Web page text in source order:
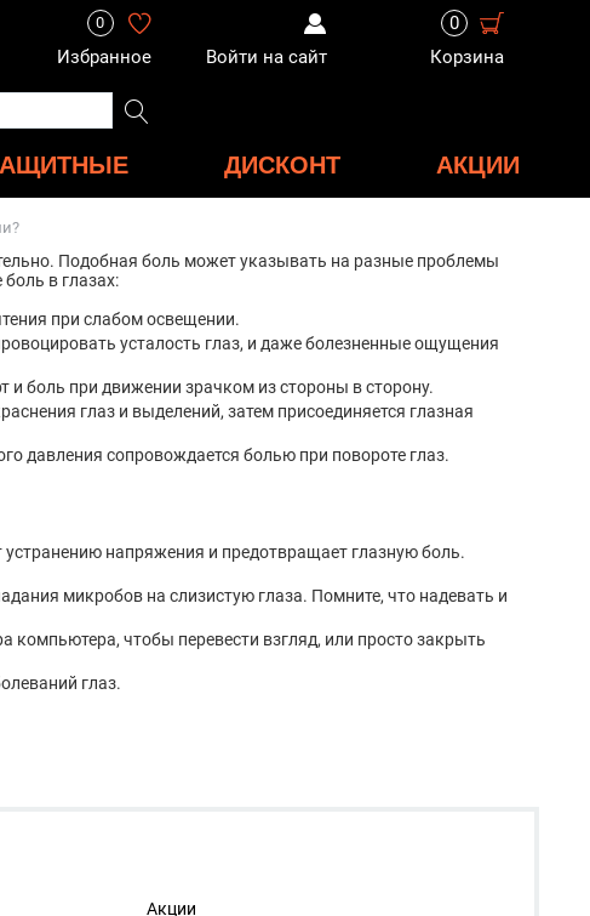
0
Избранное Войти на сайт
0
Корзина
ДИСКОНТ АКЦИИ
Подобная боль может указывать на разные проблемы
в глазах:
при слабом освещении.
усталость глаз, и даже болезненные ощущения
и боль при движении зрачком из стороны в сторону.
глаз и выделений, затем присоединяется глазная
давления сопровождается болью при повороте глаз.
напряжения и предотвращает глазную боль.
микробов на слизистую глаза. Помните, что надевать и
чтобы перевести взгляд, или просто закрыть
глаз.
Акции